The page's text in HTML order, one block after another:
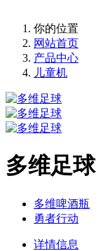
你的位置
网站首页
产品中心
儿童机
多维足球
多维啤酒瓶
勇者行动
详情信息